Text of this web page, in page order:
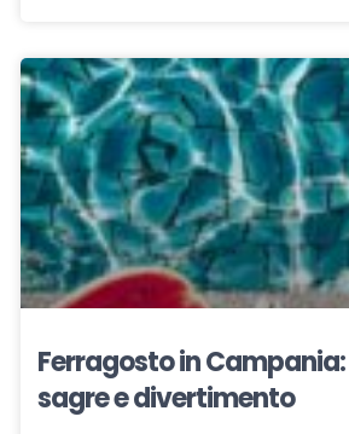
Ferragosto in
sagre e divertimento